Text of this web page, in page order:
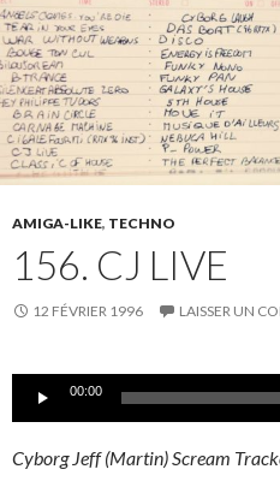
AMIGA-LIKE, TECHNO
156. CJ LIVE
12 FÉVRIER 1996 LAISSER UN
Lecteur00:00
Cyborg Jeff (Martin) Scream